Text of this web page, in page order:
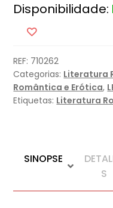
Hotel
das
Recordações
Disponibilidade:
REF: 710262
Categorias: Literatura
Romântica e Erótica,
Etiquetas: Literatura
SINOPSE
S